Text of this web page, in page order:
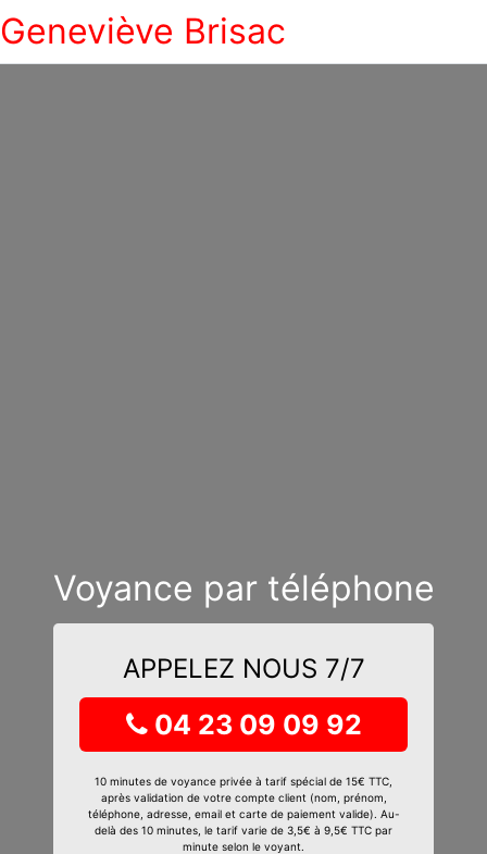
Geneviève Brisac
Voyance par téléphone
APPELEZ NOUS 7/7
04 23 09 09 92
10 minutes de voyance privée à tarif spécial de 15€ TTC,
après validation de votre compte client (nom, prénom,
téléphone, adresse, email et carte de paiement valide). Au-
delà des 10 minutes, le tarif varie de 3,5€ à 9,5€ TTC par
minute selon le voyant.